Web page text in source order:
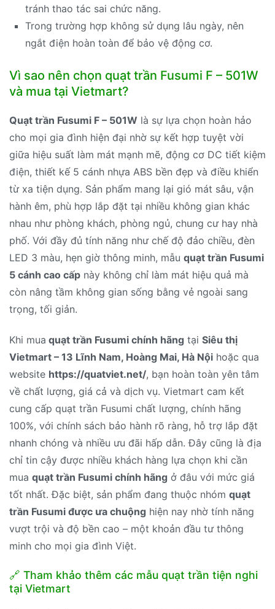
tránh thao tác sai chức năng.
Trong trường hợp không sử dụng lâu ngày, nên
ngắt điện hoàn toàn để bảo vệ động cơ.
Vì sao nên chọn quạt trần Fusumi F – 501W
và mua tại Vietmart?
Quạt trần Fusumi F – 501W là sự lựa chọn hoàn hảo
cho mọi gia đình hiện đại nhờ sự kết hợp tuyệt vời
giữa hiệu suất làm mát mạnh mẽ, động cơ DC tiết kiệm
điện, thiết kế 5 cánh nhựa ABS bền đẹp và điều khiển
từ xa tiện dụng. Sản phẩm mang lại gió mát sâu, vận
hành êm, phù hợp lắp đặt tại nhiều không gian khác
nhau như phòng khách, phòng ngủ, chung cư hay nhà
phố. Với đầy đủ tính năng như chế độ đảo chiều, đèn
LED 3 màu, hẹn giờ thông minh, mẫu quạt trần Fusumi
5 cánh cao cấp này không chỉ làm mát hiệu quả mà
còn nâng tầm không gian sống bằng vẻ ngoài sang
trọng, tối giản.
Khi mua quạt trần Fusumi chính hãng tại Siêu thị
Vietmart – 13 Lĩnh Nam, Hoàng Mai, Hà Nội hoặc qua
website https://quatviet.net/, bạn hoàn toàn yên tâm
về chất lượng, giá cả và dịch vụ. Vietmart cam kết
cung cấp quạt trần Fusumi chất lượng, chính hãng
100%, với chính sách bảo hành rõ ràng, hỗ trợ lắp đặt
nhanh chóng và nhiều ưu đãi hấp dẫn. Đây cũng là địa
chỉ tin cậy được nhiều khách hàng lựa chọn khi cần
mua quạt trần Fusumi chính hãng ở đâu với mức giá
tốt nhất. Đặc biệt, sản phẩm đang thuộc nhóm quạt
trần Fusumi được ưa chuộng hiện nay nhờ tính năng
vượt trội và độ bền cao – một khoản đầu tư thông
minh cho mọi gia đình Việt.
🔗 Tham khảo thêm các mẫu quạt trần tiện nghi
tại Vietmart